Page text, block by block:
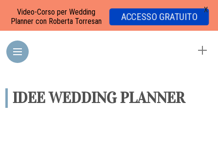
IDEE WEDDING PLANNER
Video-Corso per Wedding
Planner con Roberta Torresan
ACCESSO GRATUITO
X